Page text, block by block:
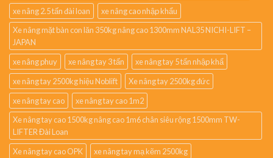
xe nâng 2.5 tấn đài loan
xe nâng cao nhập khẩu
Xe nâng mặt bàn con lăn 350kg nâng cao 1300mm NAL35 NICHI-LIFT –
JAPAN
xe nâng phuy
xe nâng tay 3 tấn
xe nâng tay 5 tấn nhập khẩ
xe nâng tay 2500kg hiệu Noblift
Xe nâng tay 2500kg đức
xe nâng tay cao
xe nâng tay cao 1m2
Xe nâng tay cao 1500kg nâng cao 1m6 chân siêu rộng 1500mm TW-
LIFTER Đài Loan
Xe nâng tay cao OPK
xe nâng tay mạ kẽm 2500kg